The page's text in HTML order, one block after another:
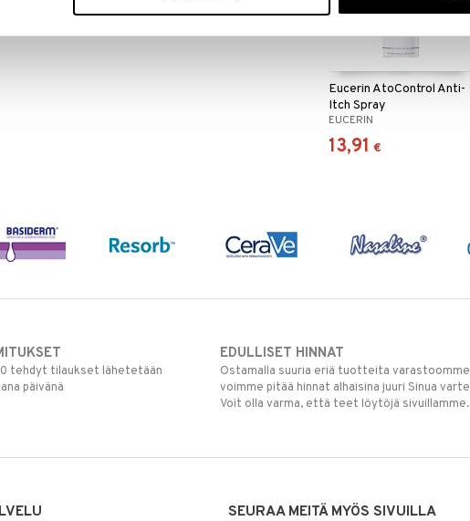
Eucerin AtoControl Anti-
Itch Spray
EUCERIN
13,91 €
tehdyt tilaukset lähetetään
päivänä
EDULLISET HINNAT
Ostamalla suuria eriä tuotteita varastoomme
voimme pitää hinnat alhaisina juuri Sinua
Voit olla varma, että teet löytöjä sivuillamme.
SEURAA MEITÄ MYÖS SIVUILLA